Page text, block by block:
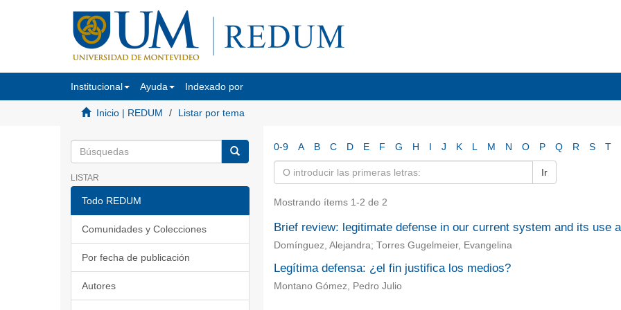
Institucional Ayuda Indexado por
Inicio | REDUM Listar por tema
LISTAR
Todo REDUM
Comunidades y Colecciones
Por fecha de publicación
Autores
0-9 A B C D E F G H I J K L M N O P Q R S T
Ir
Mostrando ítems 1-2 de 2
Brief review: legitimate defense in our current system and its use
Domínguez, Alejandra; Torres Gugelmeier, Evangelina
Legítima defensa: ¿el fin justifica los medios?
Montano Gómez, Pedro Julio